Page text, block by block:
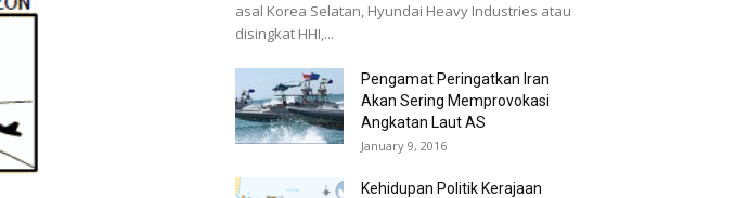
asal Korea Selatan, Hyundai Heavy Industries atau
disingkat HHI,...
Pengamat Peringatkan Iran
Akan Sering Memprovokasi
Angkatan Laut AS
January 9, 2016
Kehidupan Politik Kerajaan